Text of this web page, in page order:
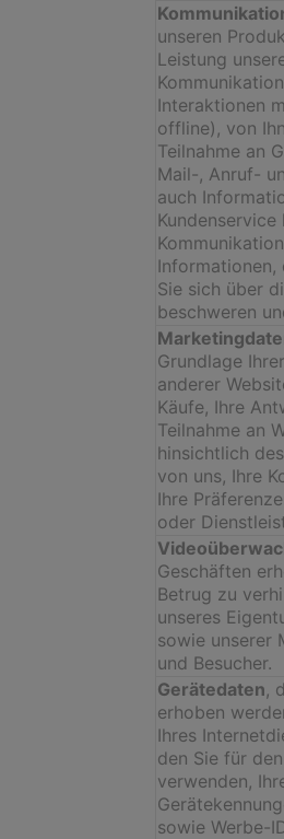
unseren
Leistung
Interaktionen
offline), von
Teilnahme an
Mail-, Anruf-
auch
Informationen,
Sie sich über
beschweren
Grundlage
anderer
Käufe, Ihre
Teilnahme an
hinsichtlich
von uns, Ihre
Ihre
oder
Geschäften
Betrug zu
unseres
sowie unserer
und Besucher.
Gerätedaten,
erhoben
Ihres
den Sie für
verwenden,
sowie Werbe-